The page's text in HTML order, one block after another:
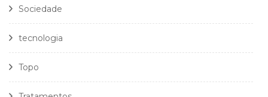
Sociedade
tecnologia
Topo